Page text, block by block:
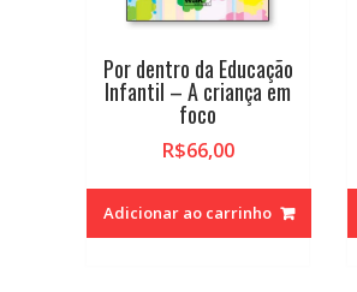
Por dentro da Educação
Infantil – A criança em
foco
R$66,00
Adicionar ao carrinho